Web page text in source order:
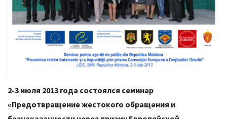
2-3 июля 2013 года состоялся семинар
«Предотвращение жестокого обращения и